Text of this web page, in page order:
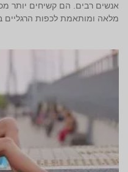
אנשים רבים. הם קשיחים יותר
מלאה ומותאמת לכפות הרגליים